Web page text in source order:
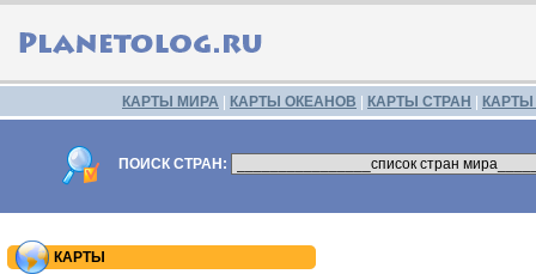
КАРТЫ МИРА КАРТЫ ОКЕАНОВ КАРТЫ СТРАН
ПОИСК СТРАН:
КАРТЫ